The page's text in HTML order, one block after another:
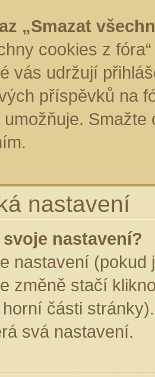
„Smazat
cookies z
vás udržují
příspěvků na
nastavení
nastavení?
nastavení (pokud
změně stačí
části
svá nastavení.